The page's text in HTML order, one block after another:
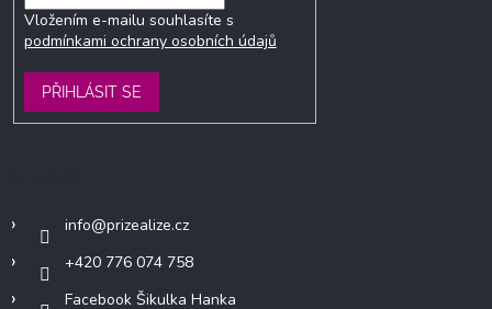
Vložením e-mailu souhlasíte s
podmínkami ochrany osobních údajů
PŘIHLÁSIT SE
info@prizealize.cz
+420 776 074 758
Facebook Šikulka Hanka